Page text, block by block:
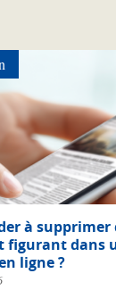
à supprimer
figurant dans
ligne ?